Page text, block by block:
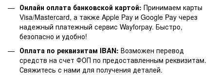
Онлайн оплата банковской картой: Принимаем карты
Visa/Mastercard, а также Apple Pay и Google Pay через
надежный платежный сервис Wayforpay. Быстро,
безопасно и удобно!
Оплата по реквизитам IBAN: Возможен перевод
средств на счет ФОП по предоставленным реквизитам.
Свяжитесь с нами для получения деталей.